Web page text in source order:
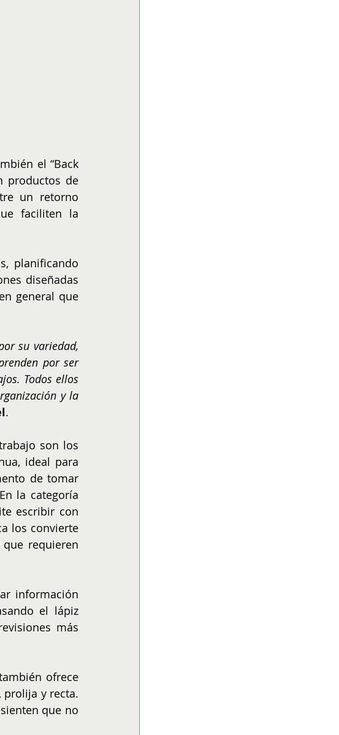
el “Back
productos de
un retorno
faciliten la
planificando
diseñadas
general que
su variedad,
por ser
Todos ellos
y la
.
ideal para
de tomar
la categoría
escribir con
los convierte
requieren
información
el lápiz
más
y recta.
que no